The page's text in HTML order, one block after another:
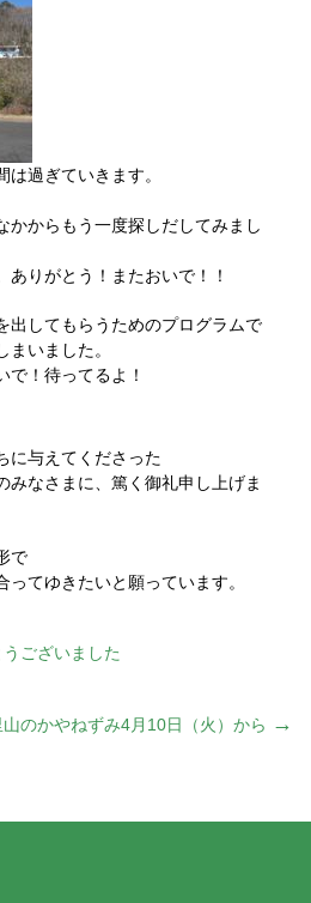
過ぎていきます。
かからもう一度探しだしてみまし
りがとう！またおいで！！
出してもらうためのプログラムで
いました。
で！待ってるよ！
に与えてくださった
みなさまに、篤く御礼申し上げま
で
てゆきたいと願っています。
ございました
山のかやねずみ4月10日（火）から →